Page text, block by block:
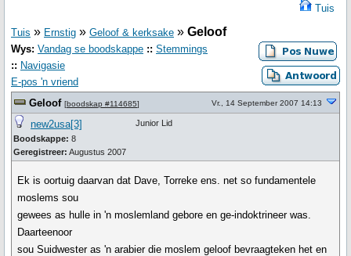
Tuis
Tuis » Ernstig » Geloof & kerksake » Geloof
Wys: Vandag se boodskappe :: Stemmings
:: Navigasie
E-pos 'n vriend
Geloof [boodskap #114685] Vr., 14 September 2007 14:13
new2usa[3]
Boodskappe: 8
Geregistreer: Augustus 2007
Junior Lid
Ek is oortuig daarvan dat Dave, Torreke ens. net so fundamentele
moslems sou
gewees as hulle in 'n moslemland gebore en ge-indoktrineer was.
Daarteenoor
sou Suidwester as 'n arabier die moslem geloof bevraagteken het en